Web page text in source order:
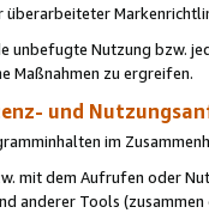
unbefugte Nutzung bzw.
Maßnahmen zu ergreifen.
und
im
mit dem Aufrufen oder
anderer Tools (zusammen